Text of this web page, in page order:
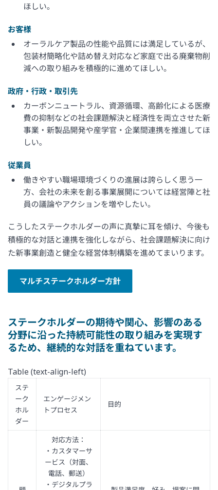
ほしい。
お客様
オーラルケア製品の性能や品質には満足しているが、
包装材簡略化や詰め替え対応など家庭で出る廃棄物削
減への取り組みを積極的に進めてほしい。
政府・行政・取引先
カーボンニュートラル、資源循環、高齢化による医療
費の抑制などの社会課題解決と経済性を両立させた新
事業・新製品開発や産学官・企業間連携を推進してほ
しい。
従業員
働きやすい職場環境づくりの進展は誇らしく思う一
方、会社の未来を創る事業展開については経営陣と社
員の議論やアクションを増やしたい。
こうしたステークホルダーの声に真摯に耳を傾け、今後も
積極的な対話と連携を強化しながら、社会課題解決に向け
た新事業創造と健全な経営体制構築を進めてまいります。
マルチステークホルダー方針
ステークホルダーの期待や関心、影響のある
分野に沿った持続可能性の取り組みを実現す
るため、継続的な対話を重ねています。
Table (text-align-left)
ステ
ーク
ホル
ダー
エンゲージメン
トプロセス
目的
対応方法：
・カスタマーサ
ービス（対面、
電話、郵送）
・デジタルプラ